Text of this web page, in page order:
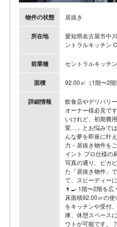
物件の状態 居抜き
所在地
愛知県名古屋市中
ントラルキッチン
前業種 セントラルキッチン
面積 92.00㎡（1階〜2階
詳細情報
飲食店やデリバリ
オーナー様必見で
いけれど、初期費
変…」とお悩みで
んな夢を即座に叶
力・居抜き物件を
イント プロ仕様の
写真の通り、ピカ
た「居抜き物件」
て、スピーディー
👨‍🍳 1階〜2階を
床面積92.00㎡の
をキッチンや受付
庫、休憩スペース
ウトが可能です。